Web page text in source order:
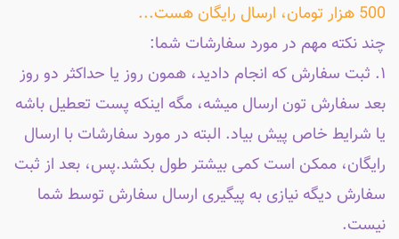
500 هزار تومان، ارسال رایگان هست...
چند نکته مهم در مورد سفارشات شما:
۱. ثبت سفارش که انجام دادید، همون روز یا حداکثر دو روز
بعد سفارش تون ارسال میشه، مگه اینکه پست تعطیل باشه
یا شرایط خاص پیش بیاد. البته در مورد سفارشات با ارسال
رایگان، ممکن است کمی بیشتر طول بکشد.پس، بعد از ثبت
سفارش دیگه نیازی به پیگیری ارسال سفارش توسط شما
نیست.